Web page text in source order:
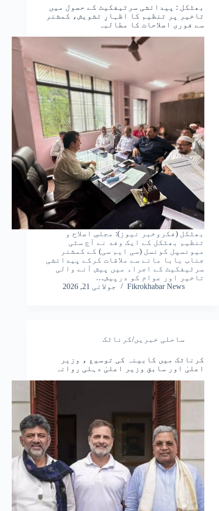
بھٹکل : پیدائشی سرٹیفکیٹ کے حصول میں
تاخیر پر تنظیم کا اظہارِ تشویش، کمشنر
سے فوری اصلاحات کا مطالبہ
بھٹکل (فکروخبر نیوز): مجلسِ اصلاح و
تنظیم بھٹکل کے ایک وفد نے آج سٹی
میونسپل کونسل (سی ایم سی) کے کمشنر
جناب بابا مانے سے ملاقات کرکے پیدائشی
سرٹیفکیٹ کے اجراء میں پیش آنے والی
تاخیر اور عوام کو درپیش…
Fikrokhabar News
جولائی 21, 2026
ساحلی خبریں/کرناٹک
کرناٹک میں کابینہ کی توسیع ، وزیر
اعلیٰ اور سابق وزیر اعلیٰ دہلی روانہ